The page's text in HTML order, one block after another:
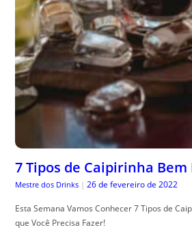
7 Tipos de Caipirinha
Mestre dos Drinks | 26 de fevereiro de 2022
Esta Semana Vamos Conhecer 7 Tipos de
que Você Precisa Fazer!